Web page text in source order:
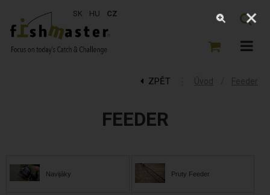
SK HU CZ
ZPĚT Úvod Feeder
FEEDER
Navijáky Pruty Feeder